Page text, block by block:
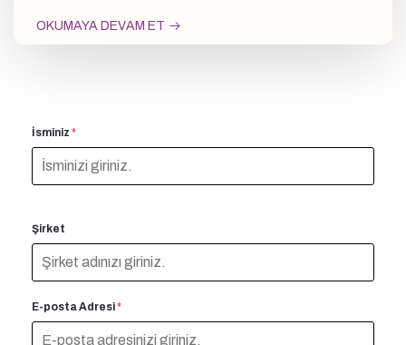
OKUMAYA DEVAM ET
İsminiz *
Şirket
E-posta Adresi*